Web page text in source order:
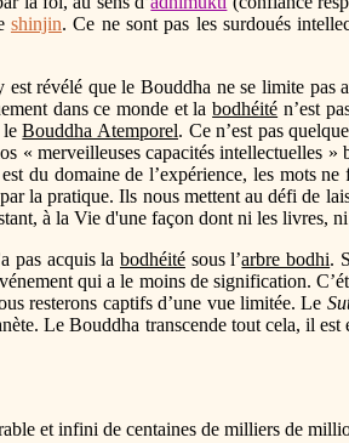
shinjin. Ce ne sont pas les surdoués
révélé que le Bouddha ne se limite pas
dans ce monde et labodhéité n’est
leBouddha Atemporel. Ce n’est pas
« merveilleuses capacités intellectuelles
est du domaine de l’expérience, les mots
la pratique. Ils nous mettent au défi de
à la Vie d'une façon dont ni les livres,
pas acquis la bodhéitésous l’arbre bodhi.
qui a le moins de signification.
resterons captifs d’une vue limitée. Le
Le Bouddha transcende tout cela, il
et infini de centaines de milliers de